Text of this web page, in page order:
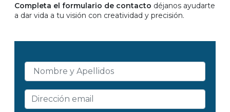
Completa el formulario de contacto déjanos ayudarte
a dar vida a tu visión con creatividad y precisión.